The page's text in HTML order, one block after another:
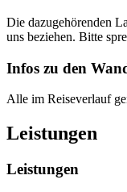
Die dazugehörenden
uns beziehen. Bitte
Infos zu den
Alle im Reiseverlauf
Leistungen
Leistungen